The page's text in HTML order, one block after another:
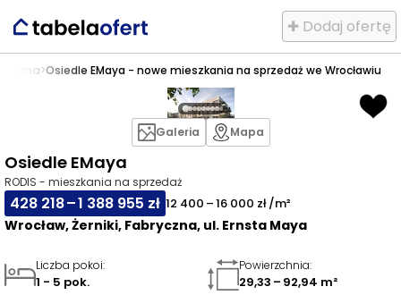
✚ Dodaj ofertę
>Osiedle EMaya - nowe mieszkania na sprzedaż we Wrocławiu
Osiedle EMaya
RODIS - mieszkania na sprzedaż
428 218 – 1 388 955 zł 12 400 – 16 000 zł /m²
Wrocław, Żerniki, Fabryczna, ul. Ernsta Maya
Galeria Mapa
Liczba pokoi:
1 - 5 pok.
Powierzchnia:
29,33 – 92,94 m²